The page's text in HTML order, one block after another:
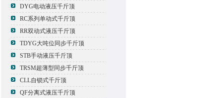
DYG电动液压千斤顶
RC系列单动式千斤顶
RR双动式液压千斤顶
TDYG大吨位同步千斤顶
STB手动液压千斤顶
TRSM超薄型同步千斤顶
CLL自锁式千斤顶
QF分离式液压千斤顶